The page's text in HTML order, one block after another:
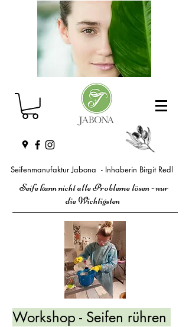
Seifenmanufaktur Jabona - Inhaberin Birgit Redl
Seife kann nicht alle Probleme lösen - nur
die Wichtigsten
Workshop - Seifen rühren